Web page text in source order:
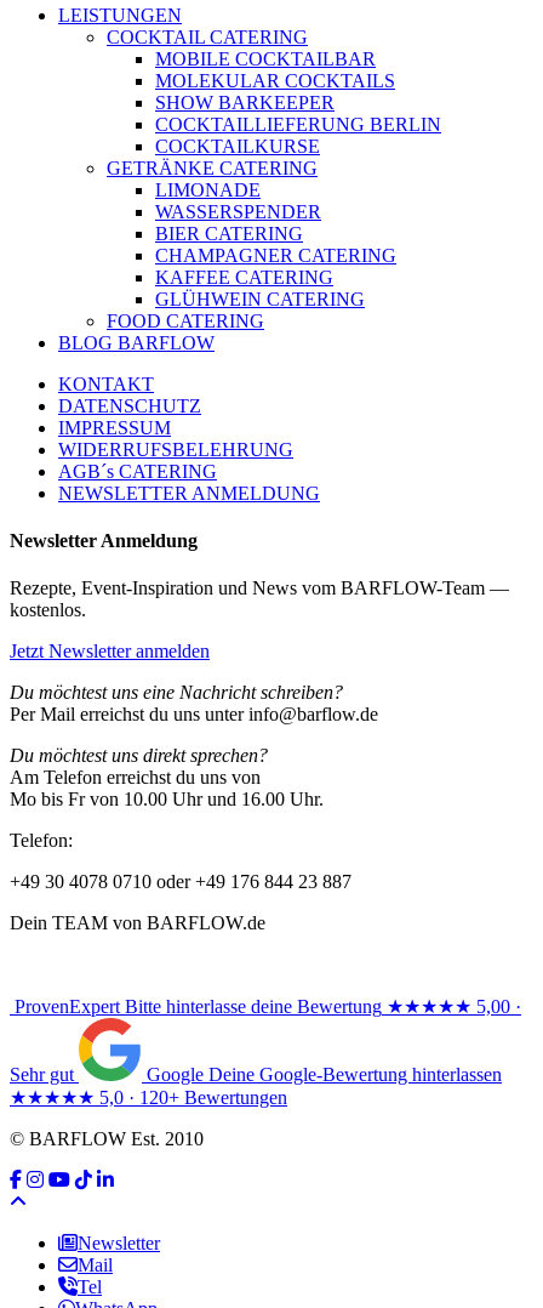
LEISTUNGEN
COCKTAIL CATERING
MOBILE COCKTAILBAR
MOLEKULAR COCKTAILS
SHOW BARKEEPER
COCKTAILLIEFERUNG BERLIN
COCKTAILKURSE
GETRÄNKE CATERING
LIMONADE
WASSERSPENDER
BIER CATERING
CHAMPAGNER CATERING
KAFFEE CATERING
GLÜHWEIN CATERING
FOOD CATERING
BLOG BARFLOW
KONTAKT
DATENSCHUTZ
IMPRESSUM
WIDERRUFSBELEHRUNG
AGB´s CATERING
NEWSLETTER ANMELDUNG
Newsletter Anmeldung
Rezepte, Event-Inspiration und News vom BARFLOW-Team —
kostenlos.
Jetzt Newsletter anmelden
Du möchtest uns eine Nachricht schreiben?
Per Mail erreichst du uns unter info@barflow.de
Du möchtest uns direkt sprechen?
Am Telefon erreichst du uns von
Mo bis Fr von 10.00 Uhr und 16.00 Uhr.
Telefon:
+49 30 4078 0710 oder +49 176 844 23 887
Dein TEAM von BARFLOW.de
ProvenExpert Bitte hinterlasse deine Bewertung ★★★★★ 5,00 ·
Sehr gut Google Deine Google-Bewertung hinterlassen
★★★★★ 5,0 · 120+ Bewertungen
© BARFLOW Est. 2010
Newsletter
Mail
Tel